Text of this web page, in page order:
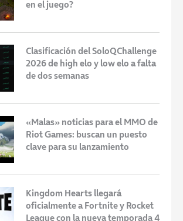
en el juego?
Clasificación del SoloQChallenge
2026 de high elo y low elo a falta
de dos semanas
«Malas» noticias para el MMO de
Riot Games: buscan un puesto
clave para su lanzamiento
Kingdom Hearts llegará
oficialmente a Fortnite y Rocket
League con la nueva temporada 4